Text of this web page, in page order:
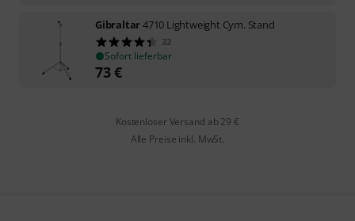
Gibraltar4710 Lightweight Cym. Stand
32
Sofort lieferbar
73€
Kostenloser Versand ab 29 €
Alle Preise inkl. MwSt.